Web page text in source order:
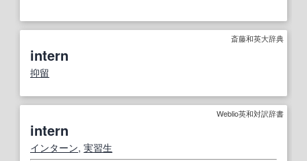
斎藤和英大辞典
intern
抑留
Weblio英和対訳辞書
intern
インターン, 実習生